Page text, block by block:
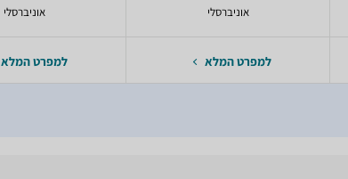
אוניברסלי
למפרט המלא
אוניברסלי
למפרט המלא